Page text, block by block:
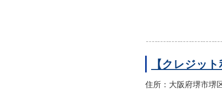
【クレジッ
住所：大阪府堺市堺